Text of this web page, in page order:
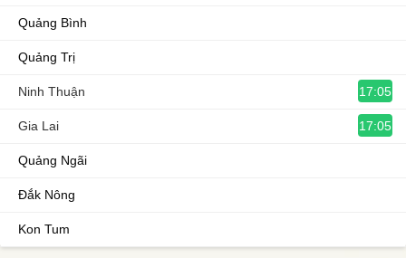
Quảng Bình
Quảng Trị
Ninh Thuận 17:05
Gia Lai 17:05
Quảng Ngãi
Đắk Nông
Kon Tum